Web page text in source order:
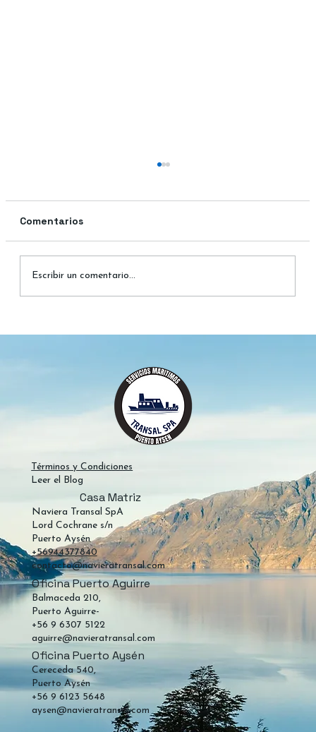
Comentarios
Escribir un comentario...
Términos y Condiciones
Leer el Blog
Casa Matriz
Naviera Transal SpA
Lord Cochrane s/n
Puerto Aysén
+56944377840
contacto@navieratransal.com
Balmaceda 210,
Puerto Aguirre-
+56 9 6307 5122
aguirre@navieratransal.com
Oficina Puerto Aguirre
Cereceda 540,
Puerto Aysén
+56 9 6123 5648
aysen@navieratransal.com
Oficina Puerto Aysén